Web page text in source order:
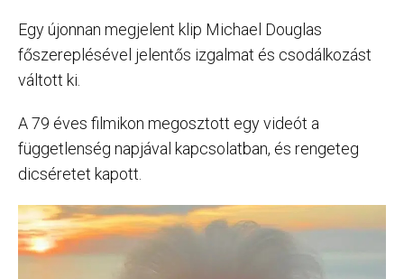
Egy újonnan megjelent klip Michael Douglas
főszereplésével jelentős izgalmat és csodálkozást
váltott ki.
A 79 éves filmikon megosztott egy videót a
függetlenség napjával kapcsolatban, és rengeteg
dicséretet kapott.